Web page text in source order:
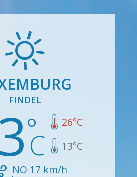
FINDEL
26°C
13°C
NO 17 km/h